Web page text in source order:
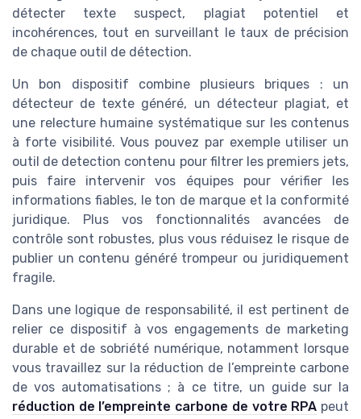
détecter texte suspect, plagiat potentiel et
incohérences, tout en surveillant le taux de précision
de chaque outil de détection.
Un bon dispositif combine plusieurs briques : un
détecteur de texte généré, un détecteur plagiat, et
une relecture humaine systématique sur les contenus
à forte visibilité. Vous pouvez par exemple utiliser un
outil de detection contenu pour filtrer les premiers jets,
puis faire intervenir vos équipes pour vérifier les
informations fiables, le ton de marque et la conformité
juridique. Plus vos fonctionnalités avancées de
contrôle sont robustes, plus vous réduisez le risque de
publier un contenu généré trompeur ou juridiquement
fragile.
Dans une logique de responsabilité, il est pertinent de
relier ce dispositif à vos engagements de marketing
durable et de sobriété numérique, notamment lorsque
vous travaillez sur la réduction de l’empreinte carbone
de vos automatisations ; à ce titre, un guide sur la
réduction de l’empreinte carbone de votre RPA peut